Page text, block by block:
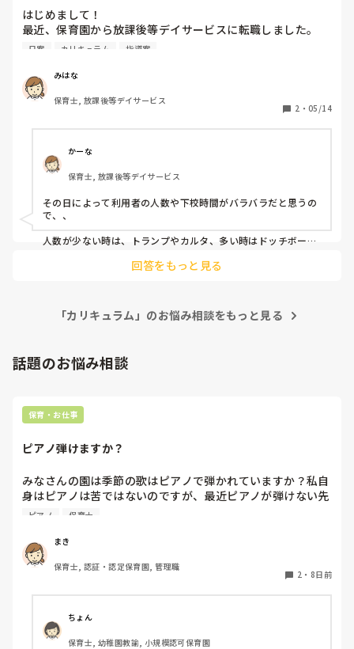
沿って保育を行なっていますが、
園として主体性をうたっているわりには
大人主導の保育観が目につき、矛盾を感じ、このままここで
今後の参考にしたいので、
みなさんの園と比べ、この園の‘主体性’はどうなのか
はじめまして！
最近、保育園から放課後等デイサービスに転職しました。
保育園とは全然違って戸惑っています（涙）
・どうやって1週間分の活動を決めていくのか
・保護者やスタッフへの伝え方や書き方のポイント
など、経験者の方から「こんな風に考えるといいよ！」とい
うアドバイスをいただけたら本当にうれしいです！
よろしくお願いします。
日案 カリキュラム 指導案
みはな
保育士, 放課後等デイサービス
2 ・ 05/14
かーな
保育士, 放課後等デイサービス
その日によって利用者の人数や下校時間がバラバラだと思うの
で、、
人数が少ない時は、トランプやカルタ、多い時はドッチボール
高学年が多い時は勝敗のある遊びを取り入れています。
回答をもっと見る
「カリキュラム」のお悩み相談をもっと見る
話題のお悩み相談
保育・お仕事
ピアノ弾けますか？
みなさんの園は季節の歌はピアノで弾かれていますか？私自
身はピアノは苦ではないのですが、最近ピアノが弾けない先
生が多く、季節の歌をうたう際に演奏が止まったり、弾き直
これならもう音源つかったほうがよい？と思うのですが、そ
こは練習すべき…という声もあってよくわからなくなりまし
た💦
ピアノ 保育士
まき
保育士, 認証・認定保育園, 管理職
2 ・ 8日前
ちょん
保育士, 幼稚園教諭, 小規模認可保育園